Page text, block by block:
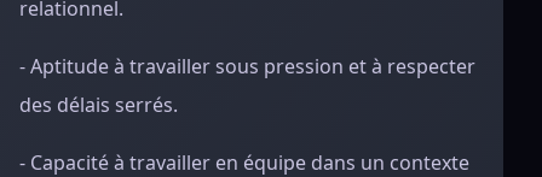
relationnel.
- Aptitude à travailler sous pression et à respecter
des délais serrés.
- Capacité à travailler en équipe dans un contexte